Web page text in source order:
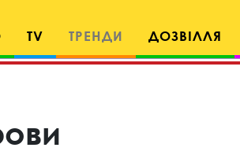
TV ТРЕНДИ ДОЗВІЛЛЯ